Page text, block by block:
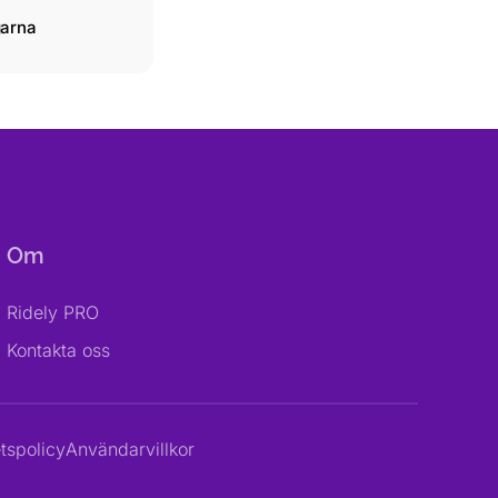
Om
Ridely PRO
Kontakta oss
Användarvillkor